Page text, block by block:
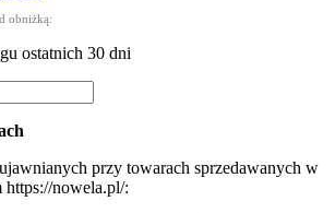
obniżką:
ostatnich 30 dni
przy towarach sprzedawanych w
nowela.pl/: